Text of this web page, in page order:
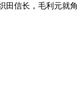
田信长，毛利元就角